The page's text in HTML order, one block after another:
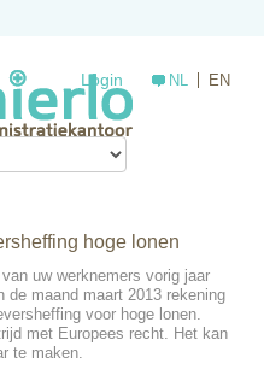
Login NL EN
hoge lonen
uw werknemers vorig jaar
de maand maart 2013 rekening
voor hoge lonen.
met Europees recht. Het kan
te maken.